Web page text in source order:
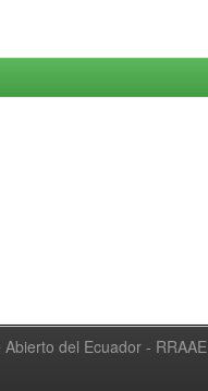
del Ecuador - RRAAE